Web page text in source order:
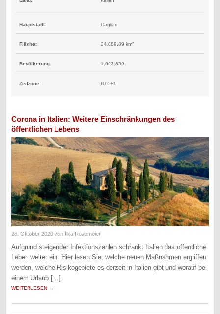
Hauptstadt: Cagliari
Fläche: 24.089,89 km²
Bevölkerung: 1.663.859
Zeitzone: UTC+1
Corona in Italien: Weitere Einschränkungen des
öffentlichen Lebens
26. Oktober 2020 von Ilka Rosemeier
Aufgrund steigender Infektionszahlen schränkt Italien das öffentliche
Leben weiter ein. Hier lesen Sie, welche neuen Maßnahmen ergriffen
werden, welche Risikogebiete es derzeit in Italien gibt und worauf bei
einem Urlaub […]
WEITERLESEN →